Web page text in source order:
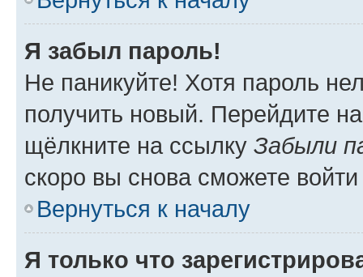
Я забыл пароль!
Не паникуйте! Хотя пароль
получить новый. Перейдите
щёлкните на ссылку Забыли
скоро вы снова сможете
Вернуться к началу
Я только что